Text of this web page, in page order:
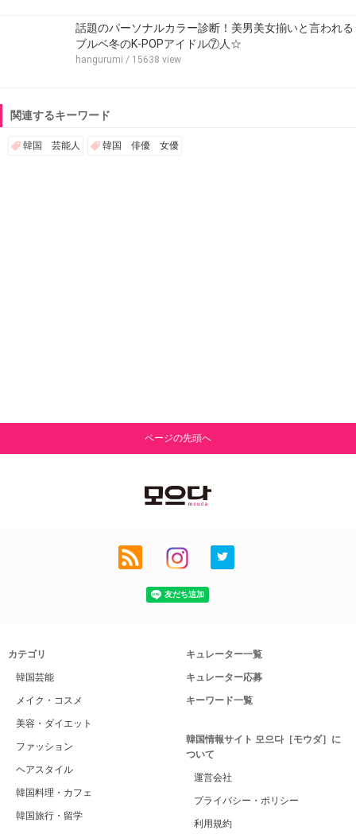
話題のパーソナルカラー診断！美男美女揃いと言われる
ブルベ冬のK-POPアイドル⑦人☆
hangurumi / 15638 view
関連するキーワード
韓国 芸能人 韓国 俳優 女優
ページの先頭へ
カテゴリ
韓国芸能
メイク・コスメ
美容・ダイエット
ファッション
ヘアスタイル
韓国料理・カフェ
韓国旅行・留学
キュレーター一覧
キュレーター応募
キーワード一覧
韓国情報サイト 모으다［モウダ］に
ついて
運営会社
プライバシー・ポリシー
利用規約